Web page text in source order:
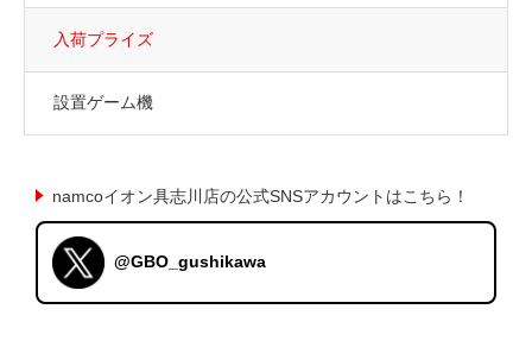
入荷プライズ
設置ゲーム機
namcoイオン具志川店の公式SNSアカウントはこちら！
@GBO_gushikawa